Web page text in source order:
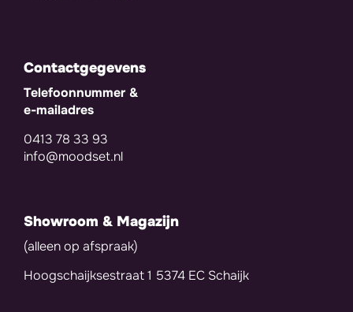
Contactgegevens
Telefoonnummer &
e-mailadres
0413 78 33 93
info@moodset.nl
Showroom & Magazijn
(alleen op afspraak)
Hoogschaijksestraat 1 5374 EC Schaijk